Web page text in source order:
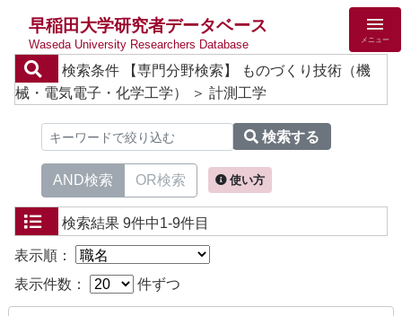
早稲田大学研究者データベース
Waseda University Researchers Database メニュー
検索条件
【専門分野検索】 ものづくり技術（機
械・電気電子・化学工学） ＞ 計測工学
検索する
AND検索 OR検索 使い方
検索結果 9件中1-9件目
表示順：
表示件数：
件ずつ